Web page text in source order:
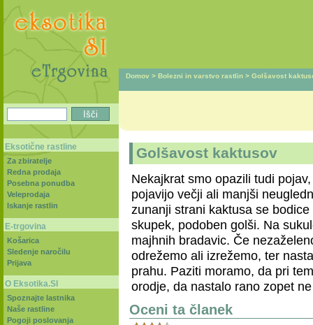
Domov > Bolezni in varstvo rastlin > Golšavost
Golšavost kaktusov
Nekajkrat smo opazili tudi
pojavijo večji ali manjši
zunanji strani kaktusa se
skupek, podoben golši. Na
majhnih bradavic. Če
odrežemo ali izrežemo, ter
prahu. Paziti moramo, da pri
orodje, da nastalo rano zopet
Oceni ta članek
Eksotične rastline
Za zbiratelje
Redna prodaja
Posebna ponudba
Veleprodaja
Iskanje rastlin
E-trgovina
Košarica
Sledenje naročilu
Prijava
O Eksotika.SI
Spoznajte lastnika
Naše rastline
Pogoji poslovanja